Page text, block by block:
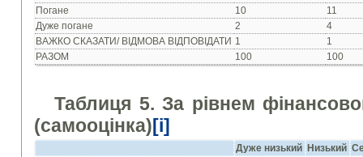
Погане
10
11
Дуже погане
2
4
ВАЖКО СКАЗАТИ/ ВІДМОВА ВІДПОВІДАТИ 1
1
РАЗОМ
100 100
Таблиця 5. За рівнем
(самооцінка)[i]
Дуже низький Низький